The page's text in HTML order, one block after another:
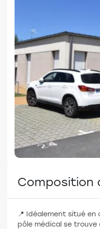
Composition
📍 Idéalement situé
pôle médical se trouve